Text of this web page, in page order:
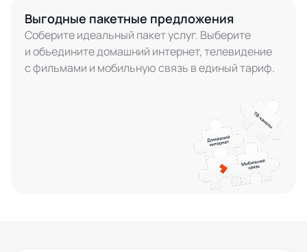
Выгодные пакетные предложения
Соберите идеальный пакет услуг. Выберите
и объедините домашний интернет, телевидение
с фильмами и мобильную связь в единый тариф.